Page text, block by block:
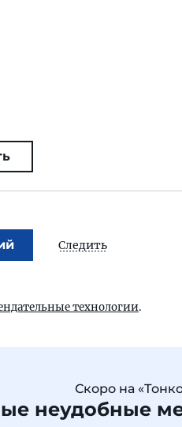
Следить
технологии.
Скоро на
неудобные